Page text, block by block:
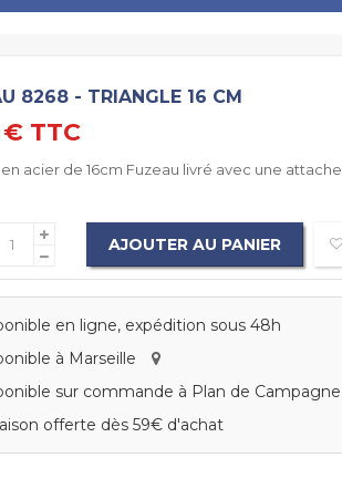
8268 - TRIANGLE 16 CM
€ TTC
acier de 16cm Fuzeau livré avec une
AJOUTER AU PANIER
en ligne, expédition sous 48h
à Marseille
sur commande à Plan de
offerte dès 59€ d'achat